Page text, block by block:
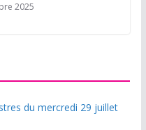
2025
du mercredi 29 juillet